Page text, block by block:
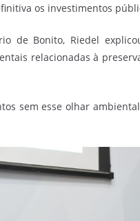
os investimentos
de Bonito, Riedel
relacionadas à
sem esse olhar